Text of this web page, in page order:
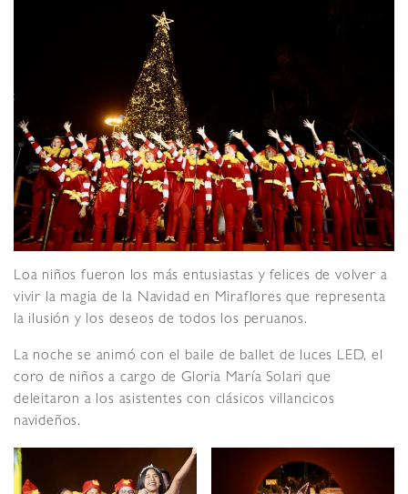
Loa niños fueron los más entusiastas y felices de volver a
vivir la magia de la Navidad en Miraflores que representa
la ilusión y los deseos de todos los peruanos.
La noche se animó con el baile de ballet de luces LED, el
coro de niños a cargo de Gloria María Solari que
deleitaron a los asistentes con clásicos villancicos
navideños.